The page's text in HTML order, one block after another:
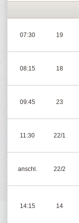
07:30 19
08:15 18
09:45 23
11:30 22/1
anschl. 22/2
14:15 14